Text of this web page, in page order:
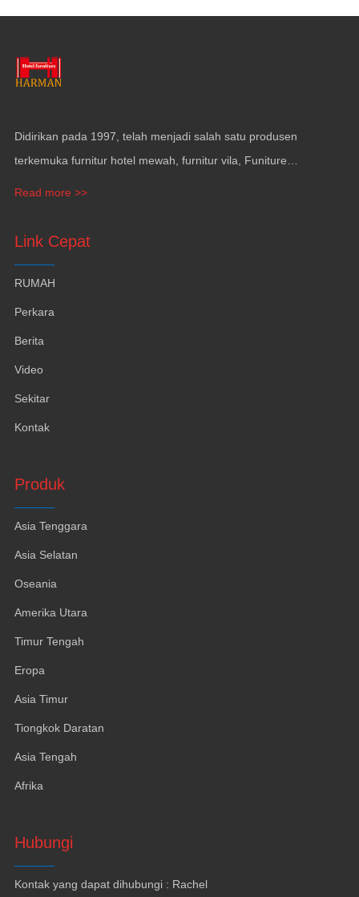
Didirikan pada 1997, telah menjadi salah satu produsen
terkemuka furnitur hotel mewah, furnitur vila, Funiture
Read more >>
Link Cepat
RUMAH
Perkara
Berita
Video
Sekitar
Kontak
Produk
Asia Tenggara
Asia Selatan
Oseania
Amerika Utara
Timur Tengah
Eropa
Asia Timur
Tiongkok Daratan
Asia Tengah
Afrika
Hubungi
Kontak yang dapat dihubungi : Rachel